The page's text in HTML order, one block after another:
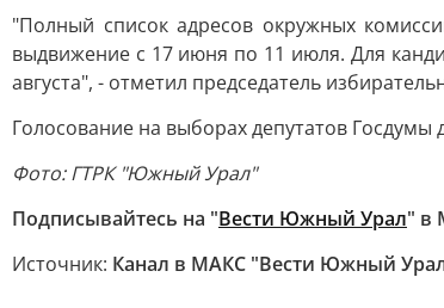
"Полный список адресов окружных
выдвижение с 17 июня по 11 июля. Для
августа", - отметил председатель
Голосование на выборах депутатов Госдумы
Фото: ГТРК "Южный Урал"
Подписывайтесь на "Вести Южный Урал" в
Источник: Канал в МАКС "Вести Южный